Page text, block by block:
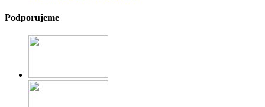
Podporujeme